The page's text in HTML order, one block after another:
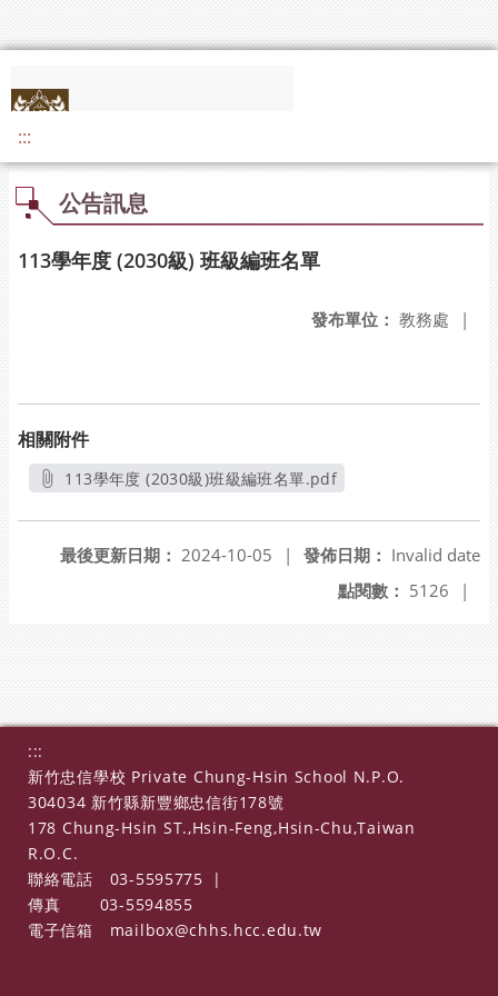
:::
公告訊息
113學年度 (2030級) 班級編班名單
發布單位： 教務處 |
相關附件
113學年度 (2030級)班級編班名單.pdf
發佈日期： Invalid date
最後更新日期： 2024-10-05
|
點閱數： 5126 |
:::
新竹忠信學校 Private Chung-Hsin School N.P.O.
304034 新竹縣新豐鄉忠信街178號
178 Chung-Hsin ST.,Hsin-Feng,Hsin-Chu,Taiwan
R.O.C.
聯絡電話
03-5595775
|
傳真
03-5594855
電子信箱
mailbox@chhs.hcc.edu.tw